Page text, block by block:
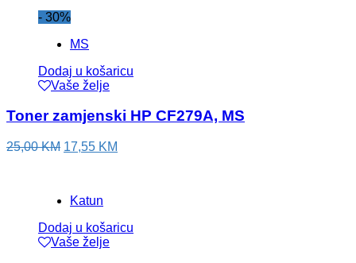
- 30%
MS
Dodaj u košaricu
Vaše želje
Toner zamjenski HP CF279A, MS
25,00KM 17,55 KM
Katun
Dodaj u košaricu
Vaše želje